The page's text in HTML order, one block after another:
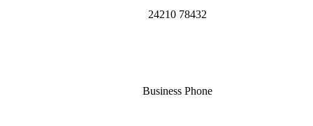
24210 78432
Business Phone